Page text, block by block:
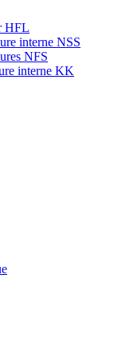
HFL
interne NSS
NFS
interne KK